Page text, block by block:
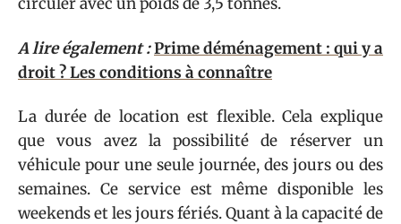
A lire également :Prime déménagement : qui y a
droit ? Les conditions à connaître
La durée de location est flexible. Cela explique
que vous avez la possibilité de réserver un
véhicule pour une seule journée, des jours ou des
semaines. Ce service est même disponible les
weekends et les jours fériés. Quant à la capacité de